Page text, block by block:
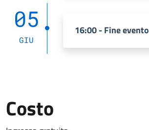
05
GIU
16:00 - Fine evento
Costo